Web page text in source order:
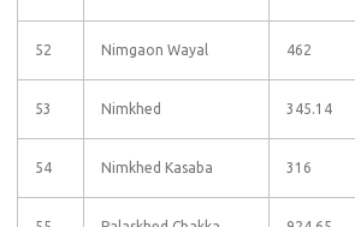
52 Nimgaon Wayal 462
53 Nimkhed 345.14
54 Nimkhed Kasaba 316